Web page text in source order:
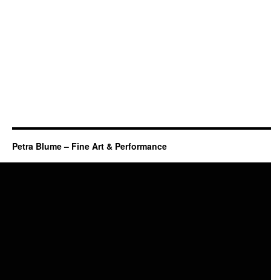
Petra Blume – Fine Art & Performance